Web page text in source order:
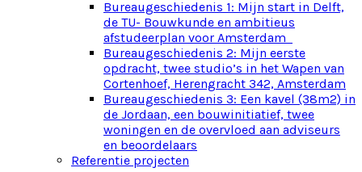
Bureaugeschiedenis 1: Mijn start in Delft,
de TU- Bouwkunde en ambitieus
afstudeerplan voor Amsterdam
Bureaugeschiedenis 2: Mijn eerste
opdracht, twee studio’s in het Wapen van
Cortenhoef, Herengracht 342, Amsterdam
Bureaugeschiedenis 3: Een kavel (38m2) in
de Jordaan, een bouwinitiatief, twee
woningen en de overvloed aan adviseurs
en beoordelaars
Referentie projecten